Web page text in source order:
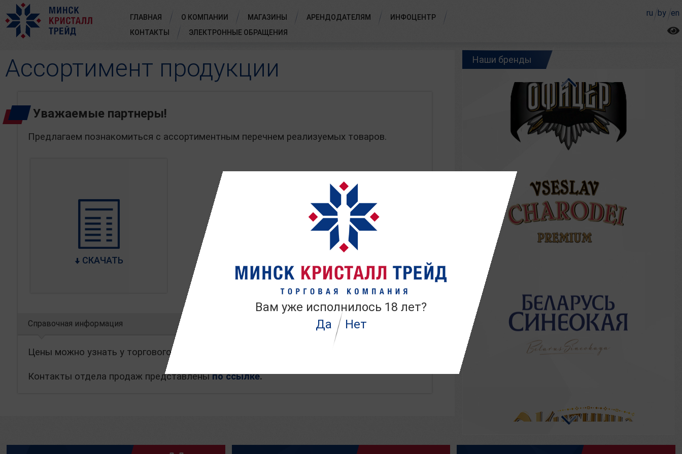
ГЛАВНАЯ О КОМПАНИИ МАГАЗИНЫ АРЕНДОДАТЕЛЯМ
ИНФОЦЕНТР
КОНТАКТЫ
ЭЛЕКТРОННЫЕ ОБРАЩЕНИЯ
ru by en
Ассортимент продукции
Уважаемые партнеры!
Предлагаем познакомиться с ассортиментным перечнем реализуемых товаров.
СКАЧАТЬ
Справочная информация
Цены можно узнать у торгового представителя своего региона.
Контакты отдела продаж представленыпо ссылке.
Наши бренды
Вам уже исполнилось 18 лет?
Да
Нет